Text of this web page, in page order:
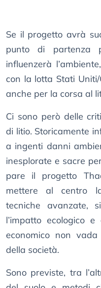
Se il progetto avrà
punto di partenza
influenzerà
con la lotta Stati
anche per la corsa al
Ci sono però delle
di litio. Storicamente
a ingenti danni
inesplorate e sacre
pare il progetto
mettere al centro
tecniche avanzate,
l’impatto ecologico
economico non
della società.
Sono previste, tra